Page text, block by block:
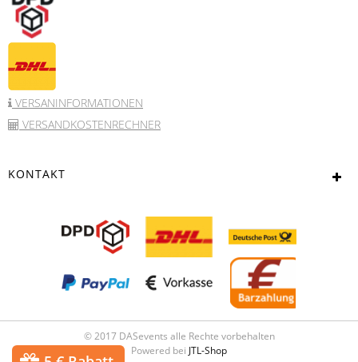
VERSANINFORMATIONEN
VERSANDKOSTENRECHNER
KONTAKT
© 2017 DASevents alle Rechte vorbehalten
Powered bei JTL-Shop